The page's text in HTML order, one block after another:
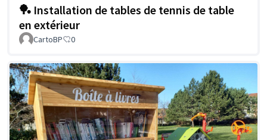
🏓 Installation de tables de tennis de table
en extérieur
CartoBP 0